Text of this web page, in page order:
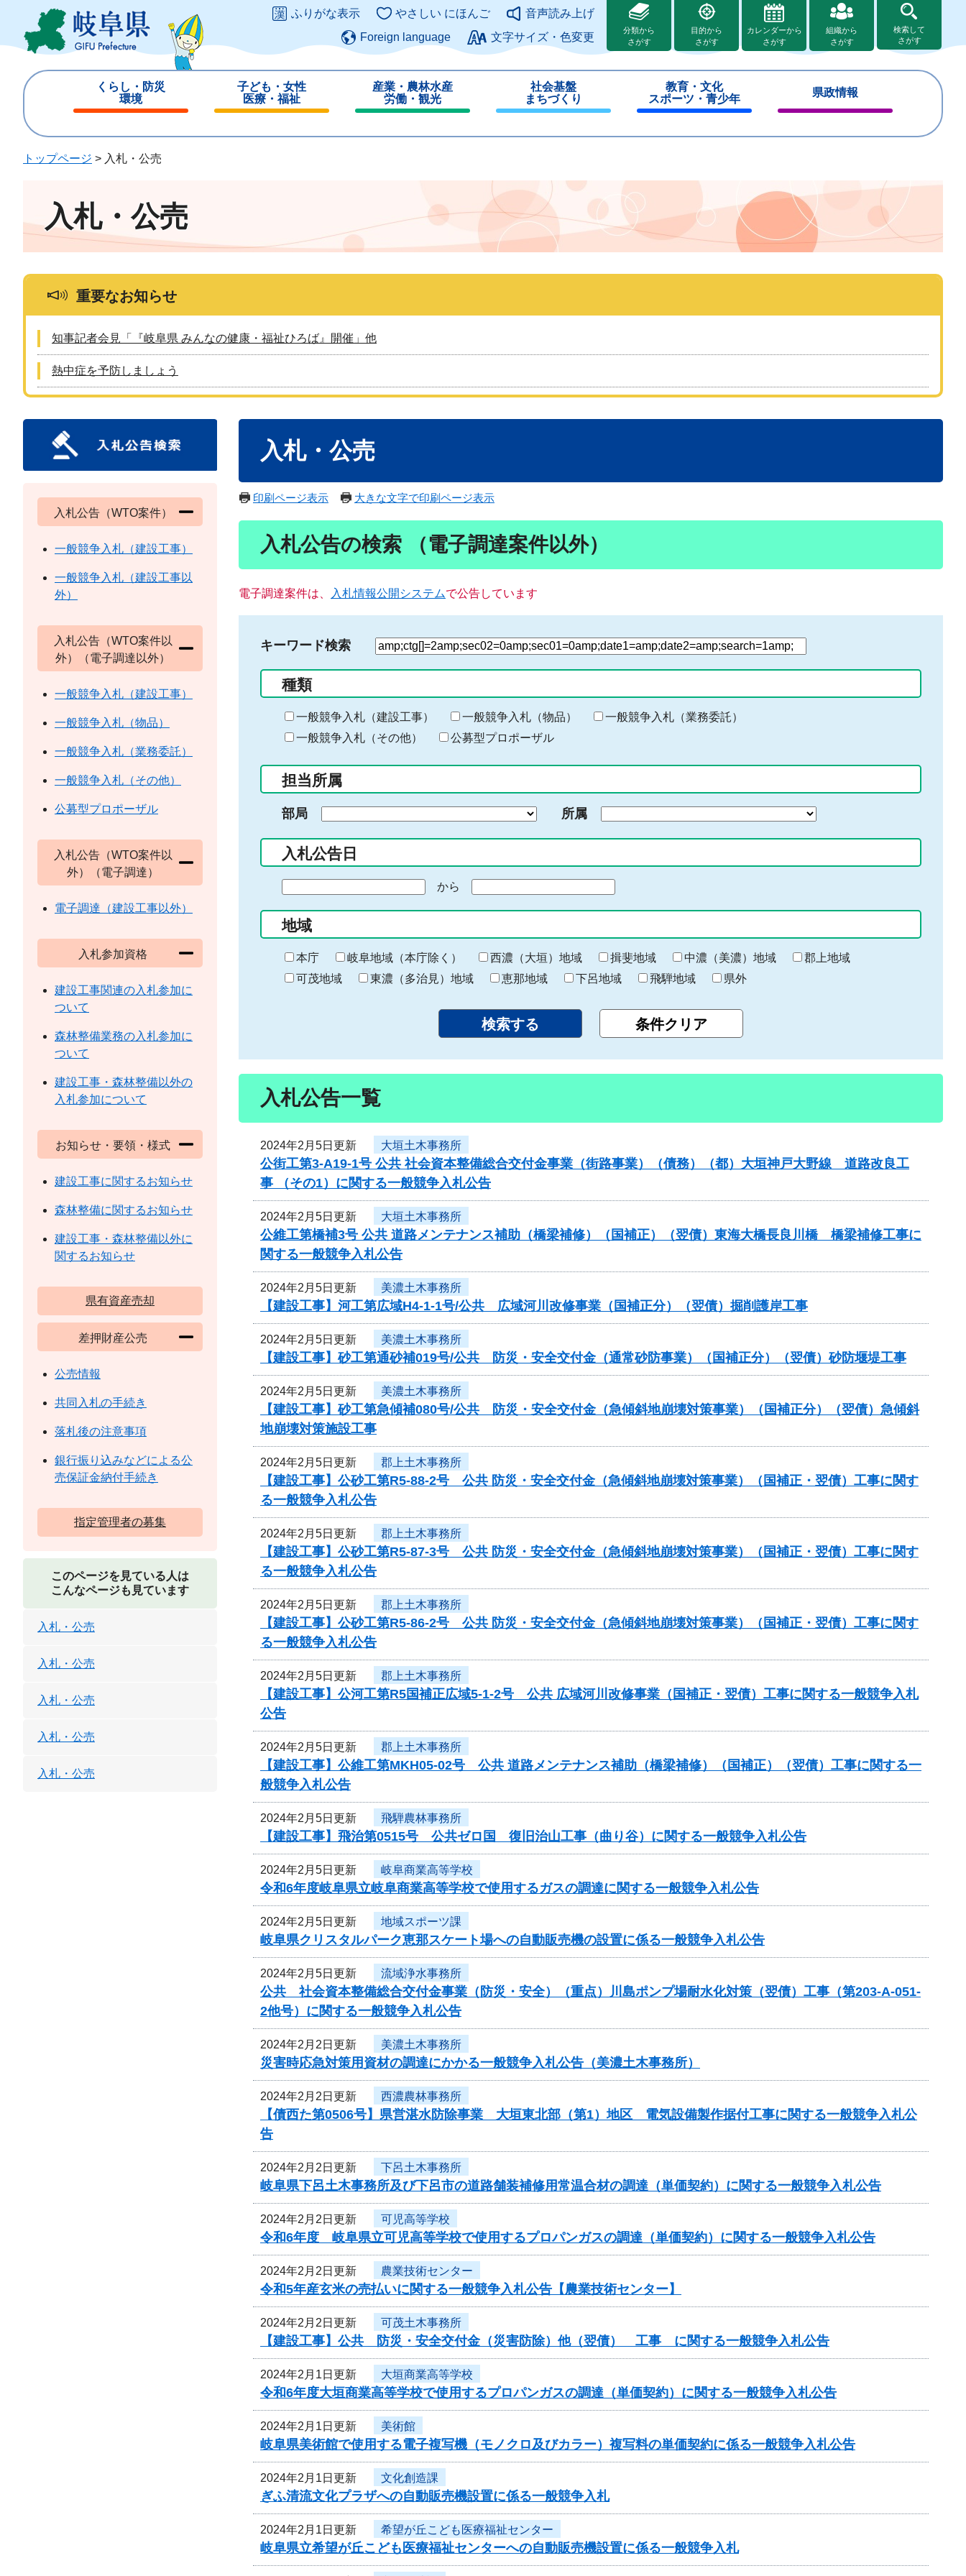
ジ
ュ
このページの本文へ
ふりがな表示 やさしい にほんご
音声読み上げ
Foreign language
文字サイズ・色変更
分類から
さがす
目的から
さがす
カレンダーから
さがす
組織から
さがす
検索して
さがす
くらし・防災
環境
じ
子ども・女性
医療・福祉
じ
産業・農林水産
労働・観光
じ
社会基盤
まちづくり
じ
教育・文化
スポーツ・青少年
じ
県政情報
じ
トップページ > 入札・公売
入札・公売
重要なお知らせ
知事記者会見「『岐阜県 みんなの健康・福祉ひろば』開催」他
熱中症を予防しましょう
入札・公売
印刷ページ表示 大きな文字で印刷ページ表示
入札公告の検索 （電子調達案件以外）
電子調達案件は、 入札情報公開システムで公告しています
キーワード検索
検
る
キ
ー
ー
入
力
種類
一般競争入札（建設工事） 一般競争入札（物品）
一般競争入札（業務委託）
一般競争入札（その他）
公募型プロポーザル
担当所属
部局 所属
入札公告日
の
始
ま
り
から
終
わ
り
地域
本庁 岐阜地域（本庁除く） 西濃（大垣）地域 揖斐地域 中濃（美濃）地域
郡上地域
可茂地域
東濃（多治見）地域 恵那地域 下呂地域 飛騨地域 県外
入札公告一覧
2024年2月5日更新 大垣土木事務所
公街工第3-A19-1号 公共 社会資本整備総合交付金事業（街路事業）（債務）（都）大垣神戸大野線 道路改良工
事 （その1）に関する一般競争入札公告
2024年2月5日更新 大垣土木事務所
公維工第橋補3号 公共 道路メンテナンス補助（橋梁補修）（国補正）（翌債）東海大橋長良川橋 橋梁補修工事に
関する一般競争入札公告
2024年2月5日更新 美濃土木事務所
【建設工事】河工第広域H4-1-1号/公共 広域河川改修事業（国補正分）（翌債）掘削護岸工事
2024年2月5日更新 美濃土木事務所
【建設工事】砂工第通砂補019号/公共 防災・安全交付金（通常砂防事業）（国補正分）（翌債）砂防堰堤工事
2024年2月5日更新 美濃土木事務所
【建設工事】砂工第急傾補080号/公共 防災・安全交付金（急傾斜地崩壊対策事業）（国補正分）（翌債）急傾斜
地崩壊対策施設工事
2024年2月5日更新 郡上土木事務所
【建設工事】公砂工第R5-88-2号 公共 防災・安全交付金（急傾斜地崩壊対策事業）（国補正・翌債）工事に関す
る一般競争入札公告
2024年2月5日更新 郡上土木事務所
【建設工事】公砂工第R5-87-3号 公共 防災・安全交付金（急傾斜地崩壊対策事業）（国補正・翌債）工事に関す
る一般競争入札公告
2024年2月5日更新 郡上土木事務所
【建設工事】公砂工第R5-86-2号 公共 防災・安全交付金（急傾斜地崩壊対策事業）（国補正・翌債）工事に関す
る一般競争入札公告
2024年2月5日更新 郡上土木事務所
【建設工事】公河工第R5国補正広域5-1-2号 公共 広域河川改修事業（国補正・翌債）工事に関する一般競争入札
公告
2024年2月5日更新 郡上土木事務所
【建設工事】公維工第MKH05-02号 公共 道路メンテナンス補助（橋梁補修）（国補正）（翌債）工事に関する一
般競争入札公告
2024年2月5日更新 飛騨農林事務所
【建設工事】飛治第0515号 公共ゼロ国 復旧治山工事（曲り谷）に関する一般競争入札公告
2024年2月5日更新 岐阜商業高等学校
令和6年度岐阜県立岐阜商業高等学校で使用するガスの調達に関する一般競争入札公告
2024年2月5日更新 地域スポーツ課
岐阜県クリスタルパーク恵那スケート場への自動販売機の設置に係る一般競争入札公告
2024年2月5日更新 流域浄水事務所
公共 社会資本整備総合交付金事業（防災・安全）（重点）川島ポンプ場耐水化対策（翌債）工事（第203-A-051-
2他号）に関する一般競争入札公告
2024年2月2日更新 美濃土木事務所
災害時応急対策用資材の調達にかかる一般競争入札公告（美濃土木事務所）
2024年2月2日更新 西濃農林事務所
【債西た第0506号】県営湛水防除事業 大垣東北部（第1）地区 電気設備製作据付工事に関する一般競争入札公
告
2024年2月2日更新 下呂土木事務所
岐阜県下呂土木事務所及び下呂市の道路舗装補修用常温合材の調達（単価契約）に関する一般競争入札公告
2024年2月2日更新 可児高等学校
令和6年度 岐阜県立可児高等学校で使用するプロパンガスの調達（単価契約）に関する一般競争入札公告
2024年2月2日更新 農業技術センター
令和5年産玄米の売払いに関する一般競争入札公告【農業技術センター】
2024年2月2日更新 可茂土木事務所
【建設工事】公共 防災・安全交付金（災害防除）他（翌債） 工事 に関する一般競争入札公告
2024年2月1日更新 大垣商業高等学校
令和6年度大垣商業高等学校で使用するプロパンガスの調達（単価契約）に関する一般競争入札公告
2024年2月1日更新 美術館
岐阜県美術館で使用する電子複写機（モノクロ及びカラー）複写料の単価契約に係る一般競争入札公告
2024年2月1日更新 文化創造課
ぎふ清流文化プラザへの自動販売機設置に係る一般競争入札
2024年2月1日更新 希望が丘こども医療福祉センター
岐阜県立希望が丘こども医療福祉センターへの自動販売機設置に係る一般競争入札
入札公告（WTO案件）
一般競争入札（建設工事）
一般競争入札（建設工事以
外）
入札公告（WTO案件以
外）（電子調達以外）
一般競争入札（建設工事）
一般競争入札（物品）
一般競争入札（業務委託）
一般競争入札（その他）
公募型プロポーザル
入札公告（WTO案件以
外）（電子調達）
電子調達（建設工事以外）
入札参加資格
建設工事関連の入札参加に
ついて
森林整備業務の入札参加に
ついて
建設工事・森林整備以外の
入札参加について
お知らせ・要領・様式
建設工事に関するお知らせ
森林整備に関するお知らせ
建設工事・森林整備以外に
関するお知らせ
県有資産売却
差押財産公売
公売情報
共同入札の手続き
落札後の注意事項
銀行振り込みなどによる公
売保証金納付手続き
指定管理者の募集
このページを見ている人は
こんなページも見ています
入札・公売
入札・公売
入札・公売
入札・公売
入札・公売